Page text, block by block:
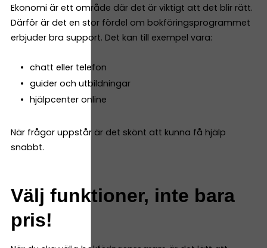
Ekonomi är ett område där det är viktigt att det blir rätt.
Därför är det en stor fördel om bokföringsprogrammet
erbjuder bra support. Det kan till exempel vara:
chatt eller telefon
guider och utbildningar
hjälpcenter online
När frågor uppstår är det skönt att kunna få hjälp
snabbt.
Välj funktioner, inte bara
pris!